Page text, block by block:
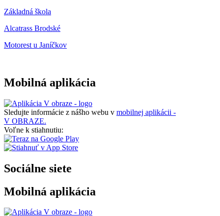
Základná škola
Alcatrass Brodské
Motorest u Janíčkov
Mobilná aplikácia
Sledujte informácie z nášho webu v mobilnej aplikácii -
V OBRAZE.
Voľne k stiahnutiu:
Sociálne siete
Mobilná aplikácia